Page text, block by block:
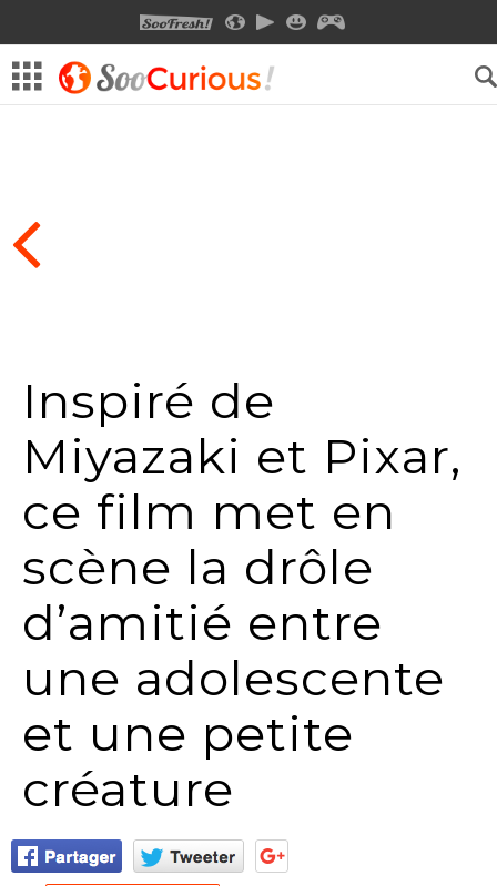
SOOFRESHSOOCURIOUS
SOOMOTION
SOOSMILE
Inspiré de
Miyazaki et Pixar,
ce film met en
scène la drôle
d’amitié entre
une adolescente
et une petite
créature